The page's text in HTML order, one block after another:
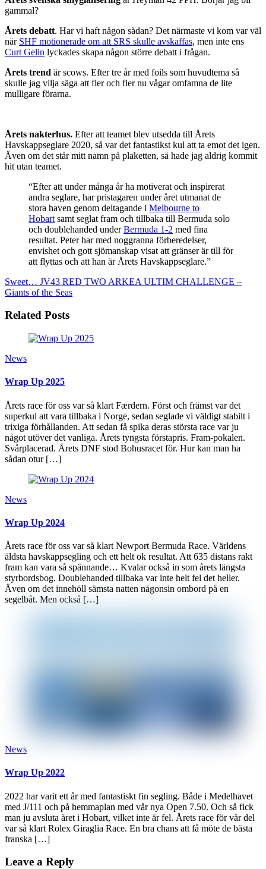
gammal?
Årets debatt. Har vi haft någon sådan? Det närmaste vi kom var väl
när SHF motionerade om att SRS skulle avskaffas, men inte ens
Curt Gelin lyckades skapa någon större debatt i frågan.
Årets trend är scows. Efter tre år med foils som huvudtema så
skulle jag vilja säga att fler och fler nu vågar omfamna de lite
mulligare förarna.
Årets nakterhus. Efter att teamet blev utsedda till Årets
Havskappseglare 2020, så var det fantastikst kul att ta emot det igen.
Även om det står mitt namn på plaketten, så hade jag aldrig kommit
hit utan teamet.
“Efter att under många år ha motiverat och inspirerat
andra seglare, har pristagaren under året utmanat de
stora haven genom deltagande i Melbourne to
Hobart samt seglat fram och tillbaka till Bermuda solo
och doublehanded underBermuda 1-2 med fina
resultat. Peter har med noggranna förberedelser,
envishet och gott sjömanskap visat att gränser är till för
att flyttas och att han är Årets Havskappseglare.”
Sweet… JV43 RED TWO ARKEA ULTIM CHALLENGE –
Giants of the Seas
Related Posts
News
Wrap Up 2025
Årets race för oss var så klart Færdern. Först och främst var det
superkul att vara tillbaka i Norge, sedan seglade vi väldigt stabilt i
trixiga förhållanden. Att sedan få spika deras största race var ju
något utöver det vanliga. Årets tyngsta förstapris. Fram-pokalen.
Svårplacerad. Årets DNF stod Bohusracet för. Hur kan man ha
sådan otur […]
News
Wrap Up 2024
Årets race för oss var så klart Newport Bermuda Race. Världens
äldsta havskappsegling och ett helt ok resultat. Att 635 distans rakt
fram kan vara så spännande… Kvalar också in som årets längsta
styrbordsbog. Doublehanded tillbaka var inte helt fel det heller.
Även om det innehöll sämsta natten någonsin ombord på en
segelbåt. Men också […]
News
Wrap Up 2022
2022 har varit ett år med fantastiskt fin segling. Både i Medelhavet
med J/111 och på hemmaplan med vår nya Open 7.50. Och så fick
man ju avsluta året i Hobart, vilket inte är fel. Årets race för vår del
var så klart Rolex Giraglia Race. En bra chans att få möte de bästa
franska […]
Leave a Reply